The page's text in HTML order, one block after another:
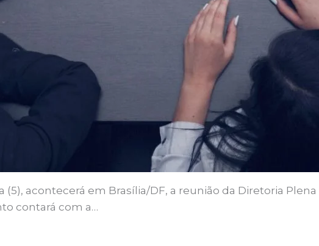
(5), acontecerá em Brasília/DF, a reunião da Diretoria
contará com a…